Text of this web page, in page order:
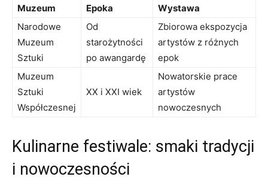
Muzeum Epoka
Wystawa
Narodowe
Muzeum
Sztuki
Od
‌starożytności
po‌ awangardę
Zbiorowa ekspozycja​
artystów ‌z różnych
epok
Muzeum
Sztuki
Współczesnej
XX i XXI ⁣wiek
Nowatorskie prace
artystów ​
nowoczesnych
Kulinarne ⁤festiwale: smaki ⁤tradycji
‍i nowoczesności